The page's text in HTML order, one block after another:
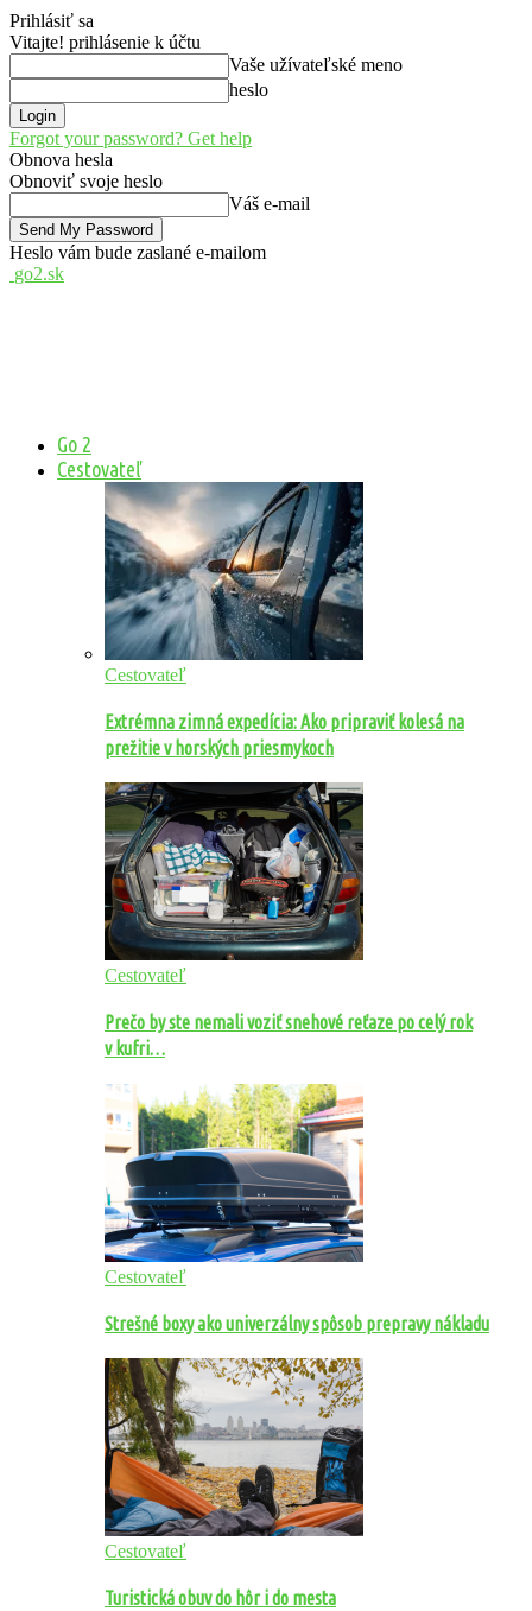
Prihlásiť sa
Vitajte! prihlásenie k účtu
Vaše užívateľské meno
heslo
Forgot your password? Get help
Obnova hesla
Obnoviť svoje heslo
Váš e-mail
Heslo vám bude zaslané e-mailom
go2.sk
Go 2
Cestovateľ
Cestovateľ
Extrémna zimná expedícia: Ako pripraviť kolesá na
prežitie v horských priesmykoch
Cestovateľ
Prečo by ste nemali voziť snehové reťaze po celý rok
v kufri…
Cestovateľ
Strešné boxy ako univerzálny spôsob prepravy nákladu
Cestovateľ
Turistická obuv do hôr i do mesta